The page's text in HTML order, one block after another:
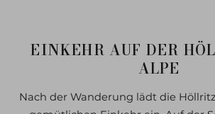
EINKEHR AUF DER
ALPE
Nach der Wanderung lädt die